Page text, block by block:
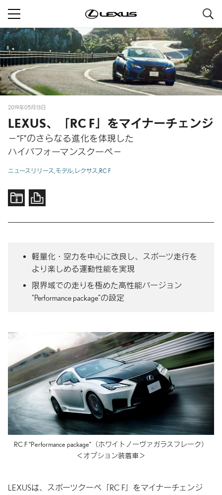
2019年05月13日
LEXUS、「RC F」をマイナーチェンジ
－“F”のさらなる進化を体現した
ハイパフォーマンスクーペ－
ニュースリリース モデル レクサス RC F
軽量化・空力を中心に改良し、
スポーツ走行を
より楽しめる運動性能を実現
限界域での走りを極めた高性能バージョン
“Performance package”の設定
RC F “Performance package” （ホワイトノーヴァガラスフレーク）
＜オプション装着車＞
LEXUSは、スポーツクーペ「RC F」をマイナーチェンジ